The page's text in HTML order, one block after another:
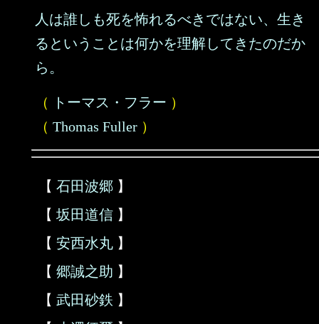
人は誰しも死を怖れるべきではない、生き
るということは何かを理解してきたのだか
ら。
（ トーマス・フラー ）
（ Thomas Fuller ）
【 石田波郷 】
【 坂田道信 】
【 安西水丸 】
【 郷誠之助 】
【 武田砂鉄 】